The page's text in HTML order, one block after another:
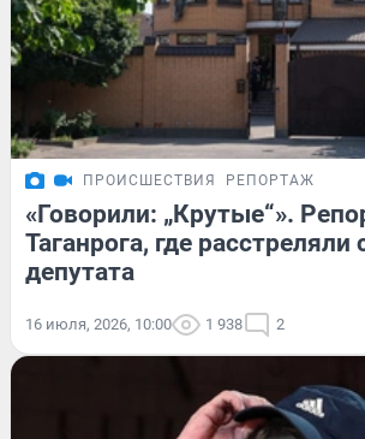
ПРОИСШЕСТВИЯ РЕПОРТАЖ
«Говорили: „Крутые“».
Таганрога, где
депутата
16 июля, 2026, 10:00 1 938 2